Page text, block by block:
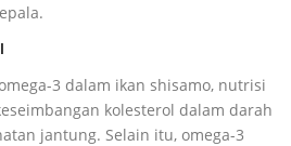
3 dalam ikan shisamo, nutrisi
kolesterol dalam darah
jantung. Selain itu, omega-3